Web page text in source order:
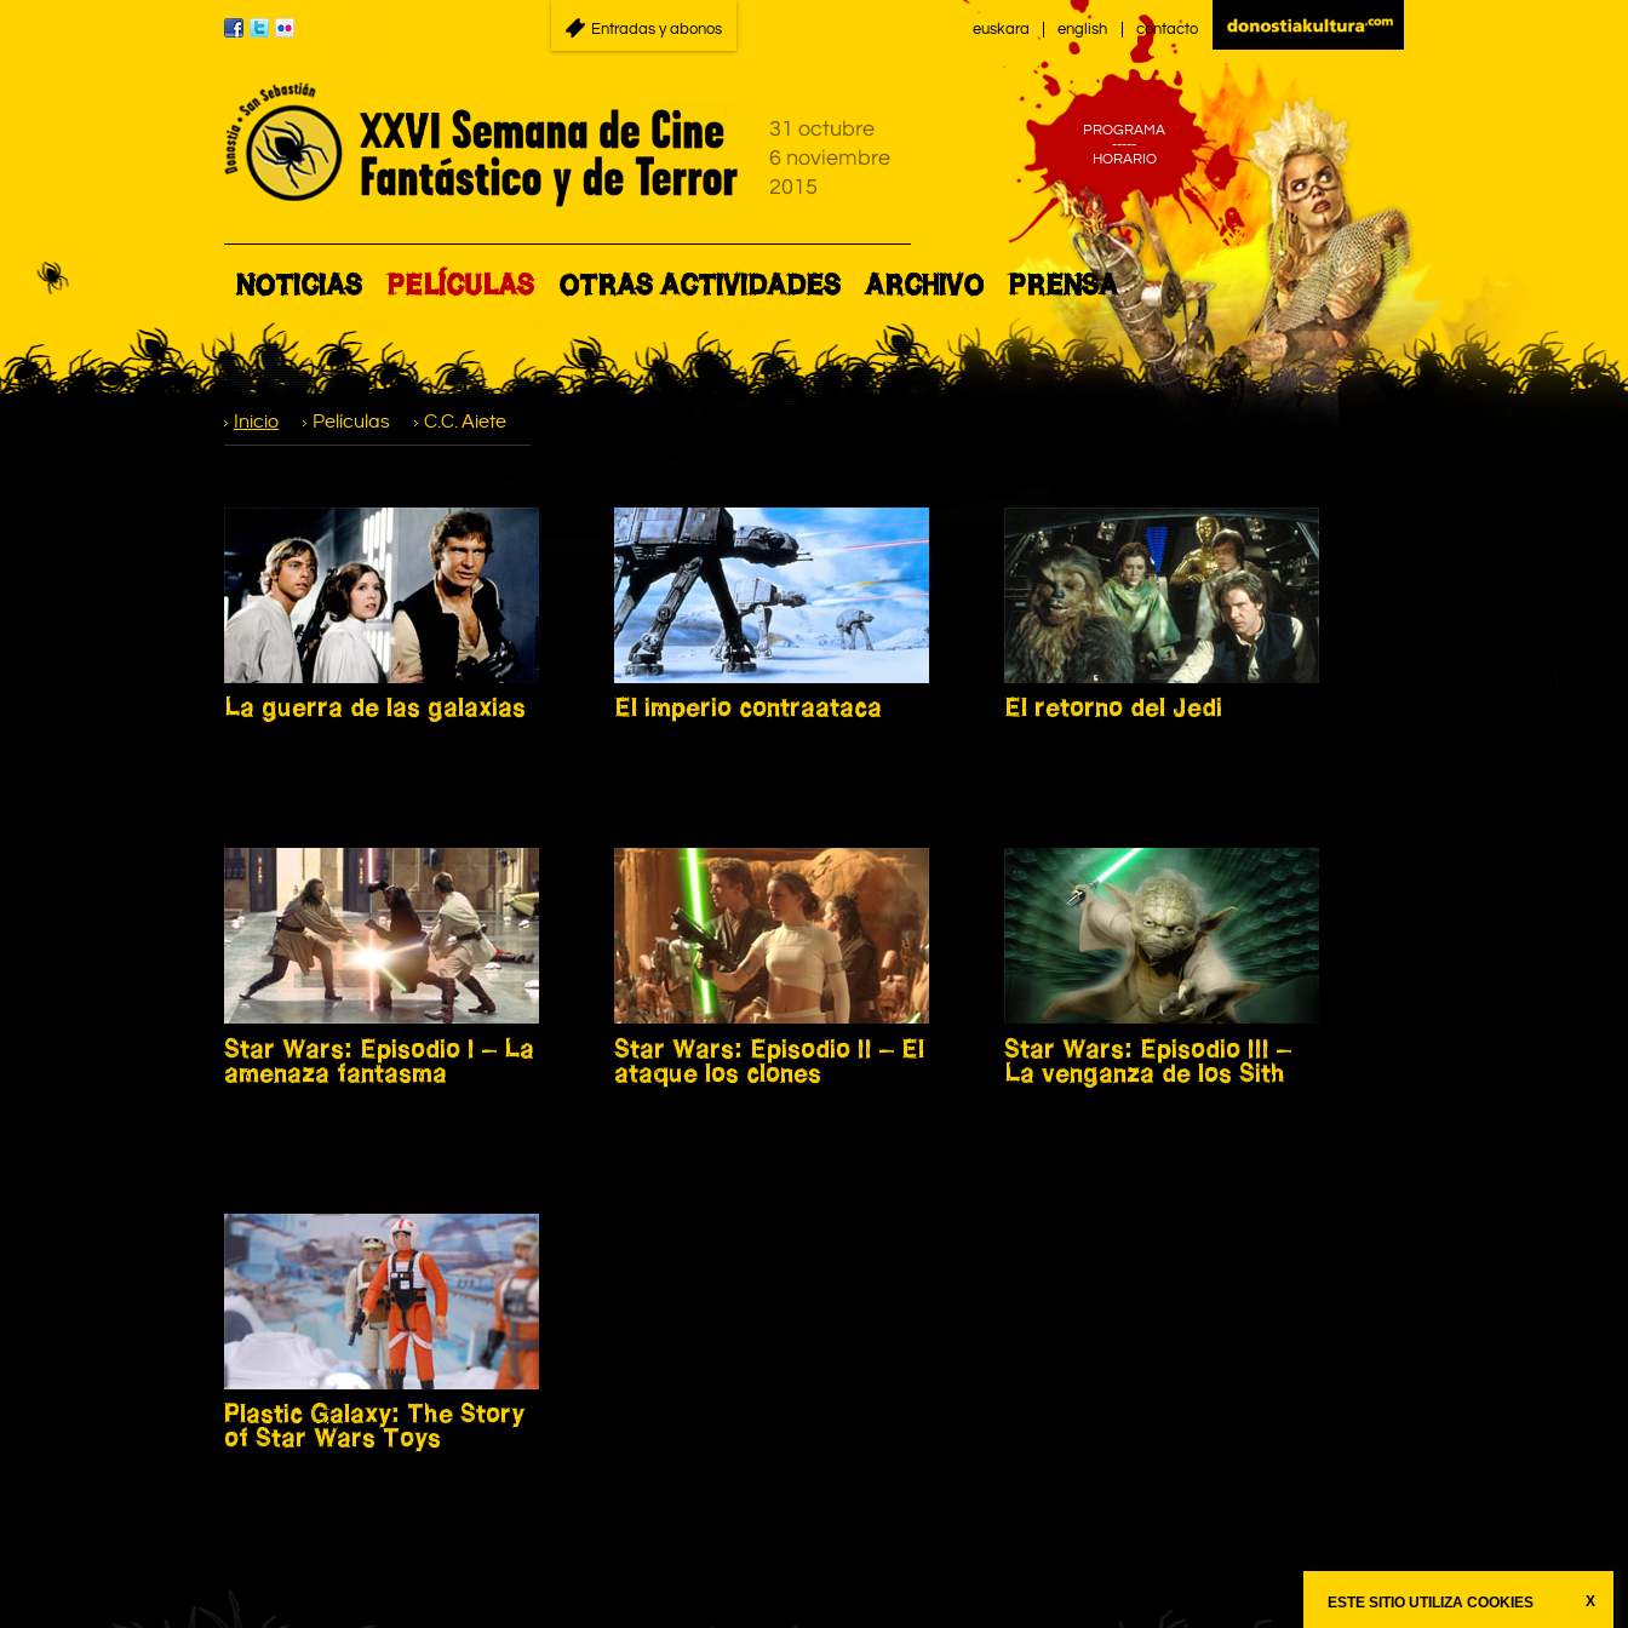
Entradas y abonos contacto
euskara english
PROGRAMA
-----
HORARIO
NOTICIAS PELÍCULAS OTRAS ACTIVIDADES ARCHIVO PRENSA
Inicio Películas C.C. Aiete
La guerra de las galaxias El imperio contraataca El retorno del Jedi
Star Wars: Episodio I – La
amenaza fantasma
Star Wars: Episodio II – El
ataque los clones
Star Wars: Episodio III –
La venganza de los Sith
Plastic Galaxy: The Story
of Star Wars Toys
ESTE SITIO UTILIZA COOKIES X